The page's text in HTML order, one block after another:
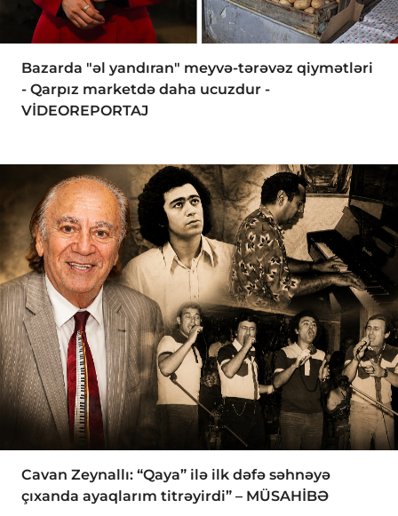
Bazarda "əl yandıran" meyvə-tərəvəz qiymətləri
- Qarpız marketdə daha ucuzdur -
VİDEOREPORTAJ
Cavan Zeynallı: “Qaya” ilə ilk dəfə səhnəyə
çıxanda ayaqlarım titrəyirdi” – MÜSAHİBƏ